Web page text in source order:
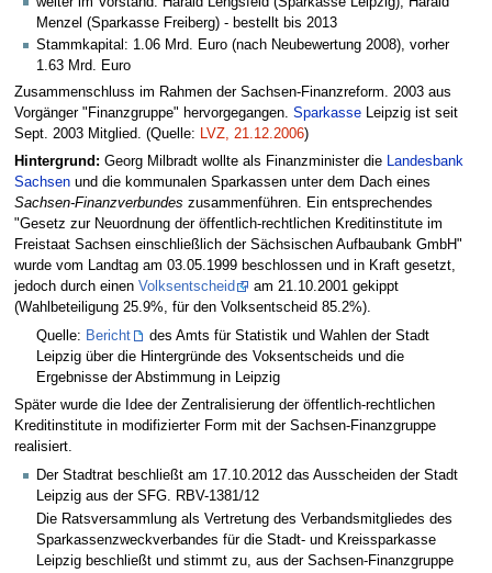
Menzel (Sparkasse Freiberg) - bestellt bis 2013
Stammkapital: 1.06 Mrd. Euro (nach Neubewertung 2008), vorher
1.63 Mrd. Euro
Zusammenschluss im Rahmen der Sachsen-Finanzreform. 2003 aus
Vorgänger "Finanzgruppe" hervorgegangen. SparkasseLeipzig ist seit
Sept. 2003 Mitglied. (Quelle: LVZ, 21.12.2006)
Hintergrund: Georg Milbradt wollte als Finanzminister die Landesbank
Sachsenund die kommunalen Sparkassen unter dem Dach eines
Sachsen-Finanzverbundes zusammenführen. Ein entsprechendes
"Gesetz zur Neuordnung der öffentlich-rechtlichen Kreditinstitute im
Freistaat Sachsen einschließlich der Sächsischen Aufbaubank GmbH"
wurde vom Landtag am 03.05.1999 beschlossen und in Kraft gesetzt,
jedoch durch einen Volksentscheid
am 21.10.2001 gekippt
(Wahlbeteiligung 25.9%, für den Volksentscheid 85.2%).
Quelle: Bericht
des Amts für Statistik und Wahlen der Stadt
Leipzig über die Hintergründe des Voksentscheids und die
Ergebnisse der Abstimmung in Leipzig
Später wurde die Idee der Zentralisierung der öffentlich-rechtlichen
Kreditinstitute in modifizierter Form mit der Sachsen-Finanzgruppe
realisiert.
Der Stadtrat beschließt am 17.10.2012 das Ausscheiden der Stadt
Leipzig aus der SFG. RBV-1381/12
Die Ratsversammlung als Vertretung des Verbandsmitgliedes des
Sparkassenzweckverbandes für die Stadt- und Kreissparkasse
Leipzig beschließt und stimmt zu, aus der Sachsen-Finanzgruppe